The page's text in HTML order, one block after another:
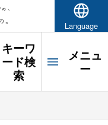
Language
キーワ
ード検
索
メニュ
ー